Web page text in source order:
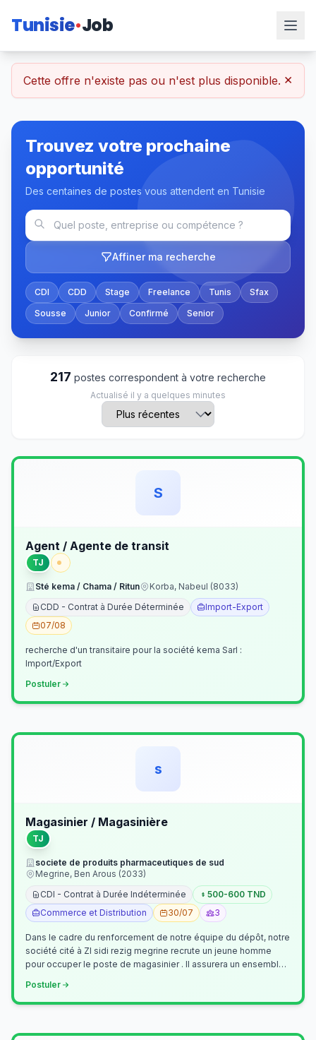
Tunisie Job
Cette offre n'existe pas ou n'est plus disponible. ×
Trouvez votre prochaine
opportunité
Des centaines de postes vous attendent en Tunisie
Affiner ma recherche
CDI CDD Stage Freelance Tunis
Sfax
Sousse
Junior Confirmé Senior
217 postes correspondent à votre recherche
Actualisé il y a quelques minutes
S
Agent / Agente de transit
TJ
Sté kema / Chama / Ritun
Korba, Nabeul (8033)
CDD - Contrat à Durée Déterminée
Import-Export
07/08
recherche d'un transitaire pour la société kema Sarl :
Import/Export
Postuler
s
Magasinier / Magasinière
TJ
societe de produits pharmaceutiques de sud
Megrine, Ben Arous (2033)
CDI - Contrat à Durée Indéterminée
500-600 TND
Commerce et Distribution
30/07 3
Dans le cadre du renforcement de notre équipe du dépôt, notre
société cité à ZI sidi rezig megrine recrute un jeune homme
pour occuper le poste de magasinier . Il assurera un ensemble
Postuler